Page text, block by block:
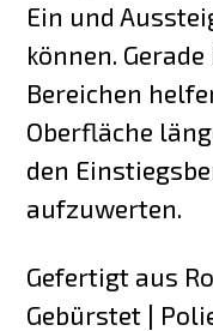
Ein und
können.
Bereichen
Oberfläche
den
aufzuwerten.
Gefertigt aus
Gebürstet |